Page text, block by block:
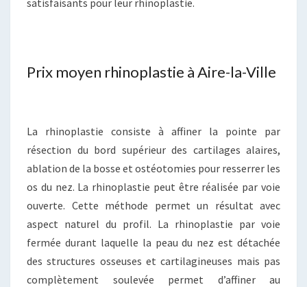
Prix moyen rhinoplastie à Aire-la-Ville
La rhinoplastie consiste à affiner la pointe par
résection du bord supérieur des cartilages alaires,
ablation de la bosse et ostéotomies pour resserrer les
os du nez. La rhinoplastie peut être réalisée par voie
ouverte. Cette méthode permet un résultat avec
aspect naturel du profil. La rhinoplastie par voie
fermée durant laquelle la peau du nez est détachée
des structures osseuses et cartilagineuses mais pas
complètement soulevée permet d’affiner au